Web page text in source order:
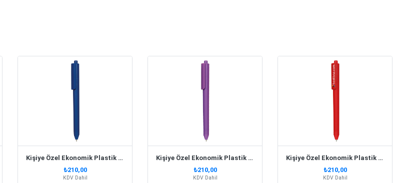
Kişiye Özel Ekonomik Plastik Lacivert Kalem
₺210,00
KDV Dahil
Kişiye Özel Ekonomik Plastik Mor Kalem
₺210,00
KDV Dahil
Kişiye Özel Ekonomik Plastik Kırmızı Kalem
₺210,00
KDV Dahil